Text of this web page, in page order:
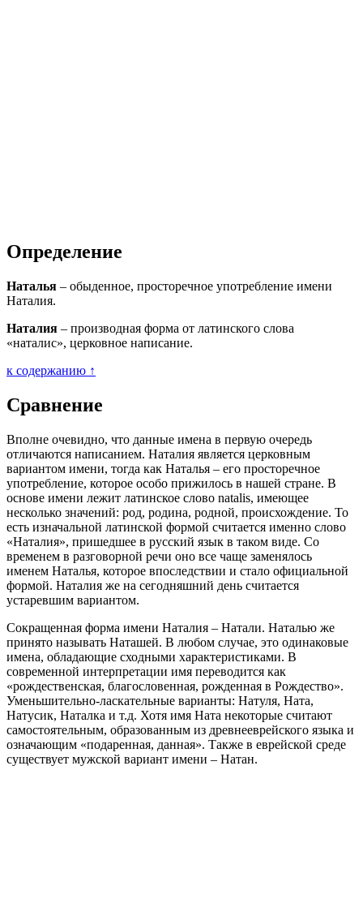
Определение
Наталья – обыденное, просторечное употребление имени
Наталия.
Наталия – производная форма от латинского слова
«наталис», церковное написание.
к содержанию ↑
Сравнение
Вполне очевидно, что данные имена в первую очередь
отличаются написанием. Наталия является церковным
вариантом имени, тогда как Наталья – его просторечное
употребление, которое особо прижилось в нашей стране. В
основе имени лежит латинское слово natalis, имеющее
несколько значений: род, родина, родной, происхождение. То
есть изначальной латинской формой считается именно слово
«Наталия», пришедшее в русский язык в таком виде. Со
временем в разговорной речи оно все чаще заменялось
именем Наталья, которое впоследствии и стало официальной
формой. Наталия же на сегодняшний день считается
устаревшим вариантом.
Сокращенная форма имени Наталия – Натали. Наталью же
принято называть Наташей. В любом случае, это одинаковые
имена, обладающие сходными характеристиками. В
современной интерпретации имя переводится как
«рождественская, благословенная, рожденная в Рождество».
Уменьшительно-ласкательные варианты: Натуля, Ната,
Натусик, Наталка и т.д. Хотя имя Ната некоторые считают
самостоятельным, образованным из древнееврейского языка и
означающим «подаренная, данная». Также в еврейской среде
существует мужской вариант имени – Натан.